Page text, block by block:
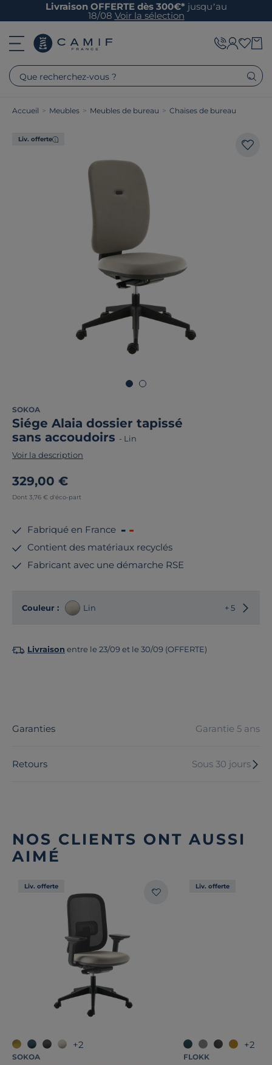
Livraison OFFERTE dès 300€* jusqu’au
18/08 Voir la sélection
Que recherchez-vous ?
Accueil > Meubles > Meubles de bureau > Chaises de bureau
Liv. offerte
SOKOA
Siége Alaia dossier tapissé
sans accoudoirs - Lin
Voir la description
329,00 €
Dont 3,76 € d'éco-part
Fabriqué en France
Contient des matériaux recyclés
Fabricant avec une démarche RSE
Couleur : Lin + 5
Livraison entre le 23/09 et le 30/09 (OFFERTE)
Garanties Garantie 5 ans
Retours Sous 30 jours
NOS CLIENTS ONT AUSSI
AIMÉ
Liv. offerte
+2
SOKOA
Liv. offerte
+2
FLOKK